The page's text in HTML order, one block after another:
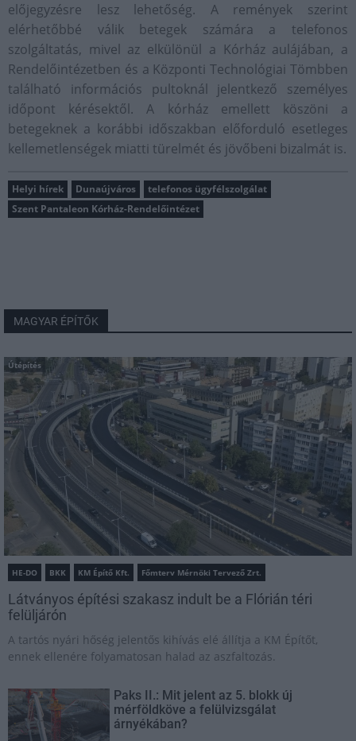
előjegyzésre lesz lehetőség. A remények szerint
elérhetőbbé válik betegek számára a telefonos
szolgáltatás, mivel az elkülönül a Kórház aulájában, a
Rendelőintézetben és a Központi Technológiai Tömbben
található információs pultoknál jelentkező személyes
időpont kérésektől. A kórház emellett köszöni a
betegeknek a korábbi időszakban előforduló esetleges
kellemetlenségek miatti türelmét és jövőbeni bizalmát is.
Helyi hírek Dunaújváros
telefonos ügyfélszolgálat
Szent Pantaleon Kórház-Rendelőintézet
MAGYAR ÉPÍTŐK
Útépítés
HE-DO BKK KM Építő Kft. Főmterv Mérnöki Tervező Zrt.
Látványos építési szakasz indult be a Flórián téri
felüljárón
A tartós nyári hőség jelentős kihívás elé állítja a KM Építőt,
ennek ellenére folyamatosan halad az aszfaltozás.
Paks II.: Mit jelent az 5. blokk új
mérföldköve a felülvizsgálat
árnyékában?